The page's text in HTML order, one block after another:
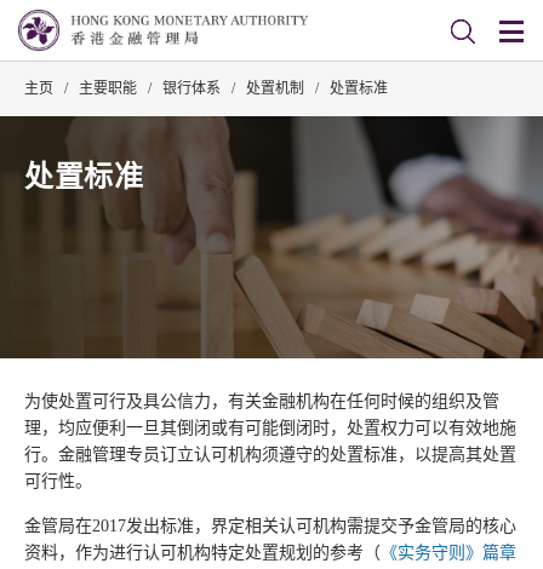
主页 / 主要职能 / 银行体系 / 处置机制 / 处置标准
处置标准
为使处置可行及具公信力，有关金融机构在任何时候的组织及管
理，均应便利一旦其倒闭或有可能倒闭时，处置权力可以有效地施
行。金融管理专员订立认可机构须遵守的处置标准，以提高其处置
可行性。
金管局在2017发出标准，界定相关认可机构需提交予金管局的核心
资料，作为进行认可机构特定处置规划的参考（ 《实务守则》篇章